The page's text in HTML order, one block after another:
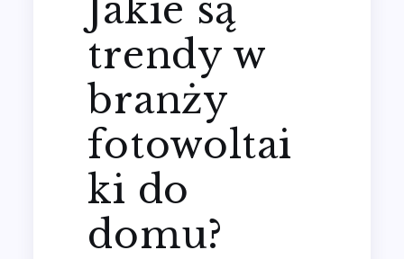
Jakie są
trendy w
branży
fotowoltai
ki do
domu?